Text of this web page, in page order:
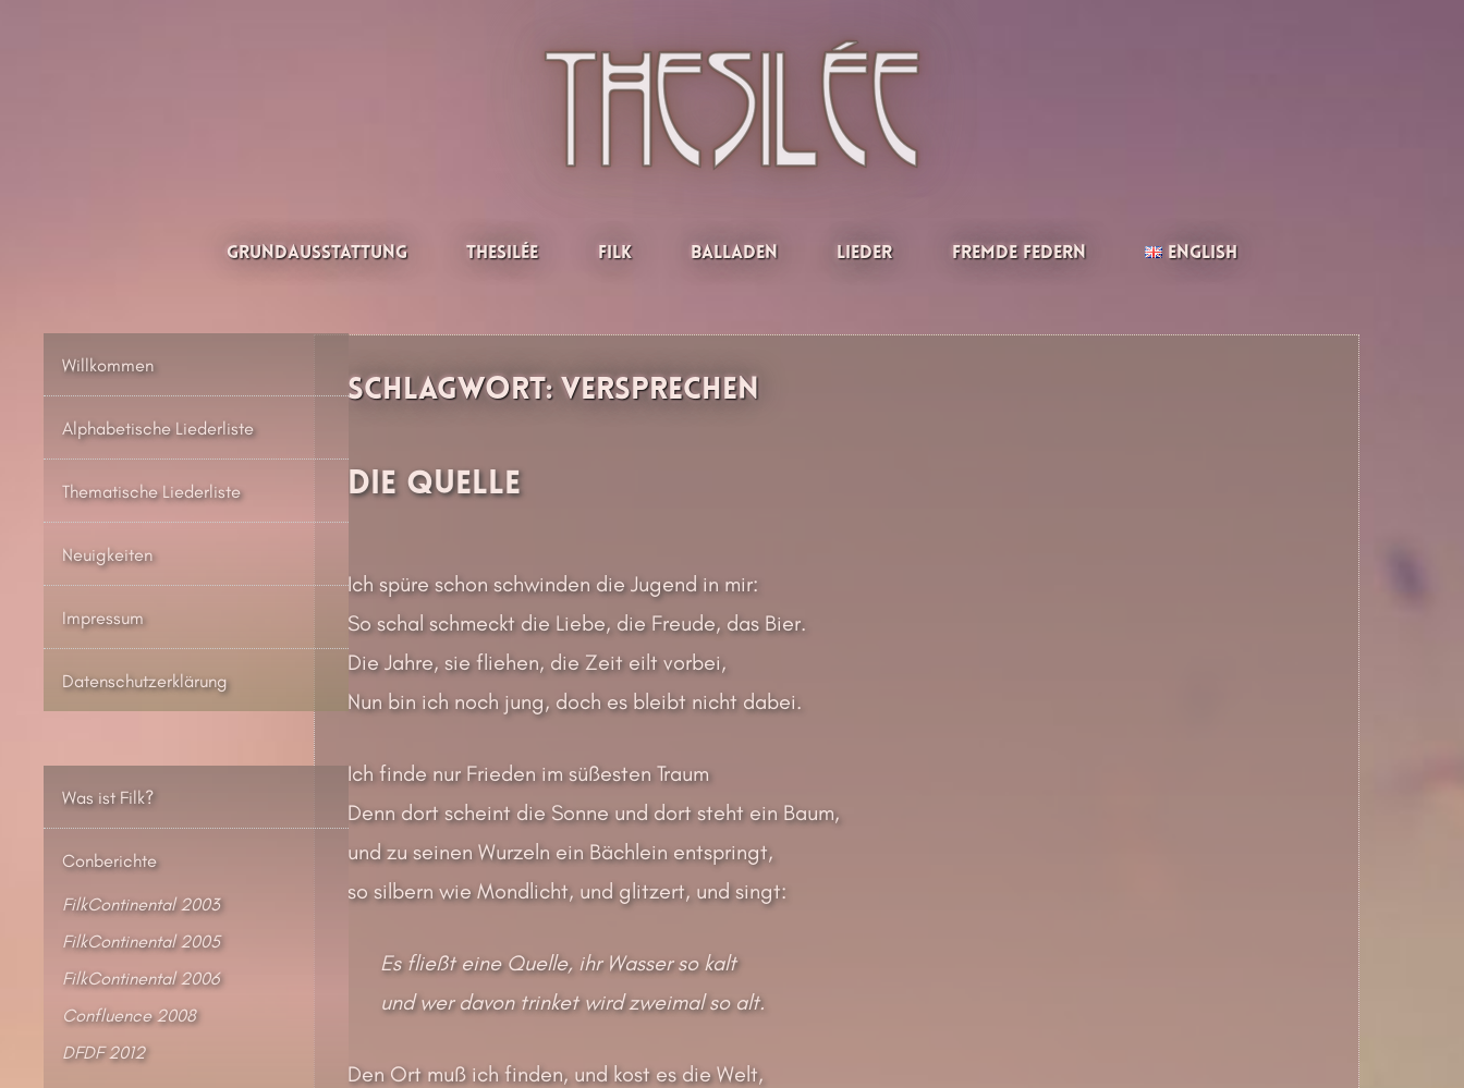
Thesilée – Filk & Folk
Grundausstattung Thesilée Filk Balladen Lieder Fremde Federn English
Schlagwort: Versprechen
Die Quelle
Ich spüre schon schwinden die Jugend in mir:
So schal schmeckt die Liebe, die Freude, das Bier.
Die Jahre, sie fliehen, die Zeit eilt vorbei,
Nun bin ich noch jung, doch es bleibt nicht dabei.
Ich finde nur Frieden im süßesten Traum
Denn dort scheint die Sonne und dort steht ein Baum,
und zu seinen Wurzeln ein Bächlein entspringt,
so silbern wie Mondlicht, und glitzert, und singt:
Es fließt eine Quelle, ihr Wasser so kalt
und wer davon trinket wird zweimal so alt.
Den Ort muß ich finden, und kost es die Welt,
Willkommen
Alphabetische Liederliste
Thematische Liederliste
Neuigkeiten
Impressum
Datenschutzerklärung
Was ist Filk?
Conberichte
FilkContinental 2003
FilkContinental 2005
FilkContinental 2006
Confluence 2008
DFDF 2012